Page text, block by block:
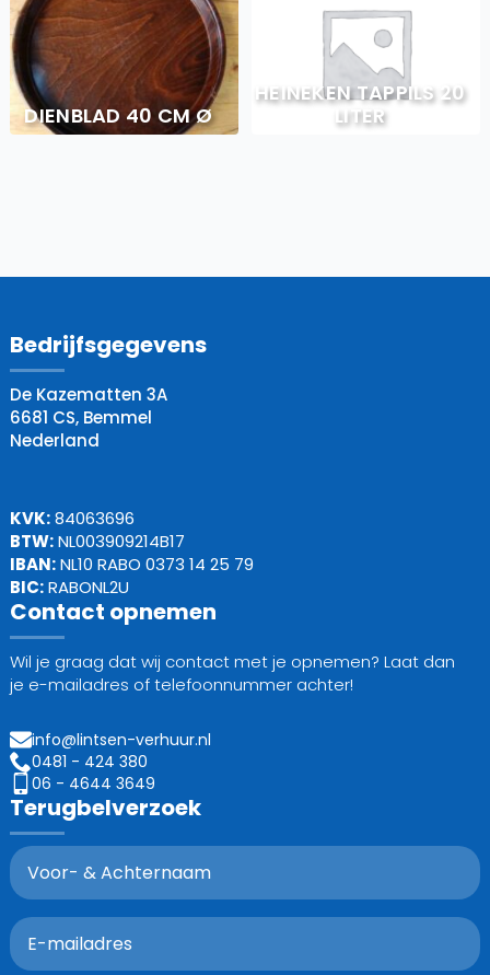
DIENBLAD 40 CM Ø
HEINEKEN TAPPILS 20
LITER
Bedrijfsgegevens
De Kazematten 3A
6681 CS, Bemmel
Nederland
KVK:84063696
BTW:NL003909214B17
IBAN:NL10 RABO 0373 14 25 79
BIC:RABONL2U
Contact opnemen
Wil je graag dat wij contact met je opnemen? Laat dan
je e-mailadres of telefoonnummer achter!
info@lintsen-verhuur.nl
0481 - 424 380
06 - 4644 3649
Terugbelverzoek